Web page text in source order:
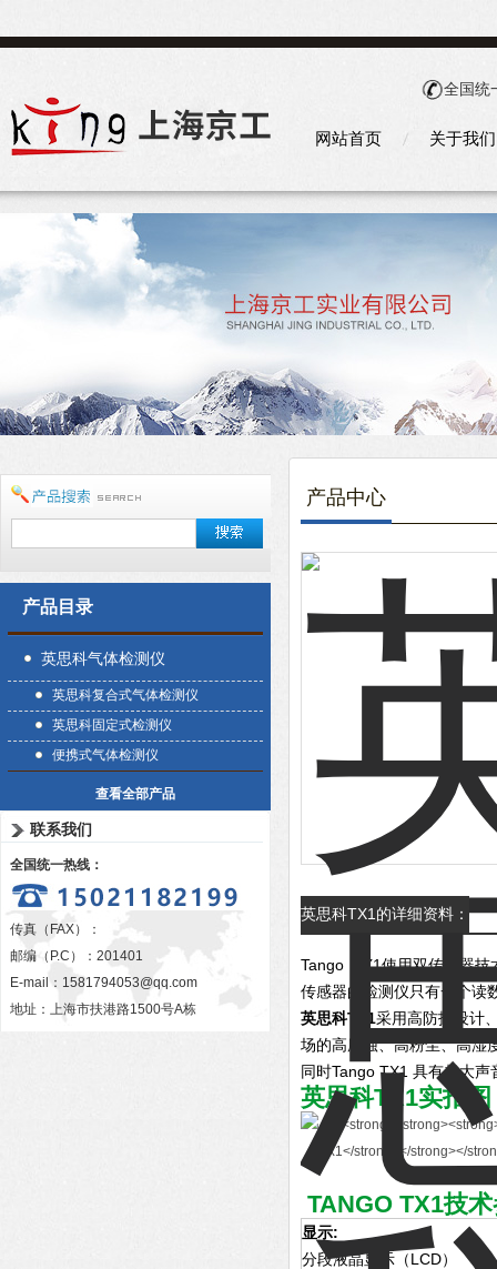
全国统
网站首页 关于我们
产品目录
英思科气体检测仪
英思科复合式气体检测仪
英思科固定式检测仪
便携式气体检测仪
查看全部产品
联系我们
全国统一热线：
传真（FAX）：
邮编（P.C）：201401
E-mail： 1581794053@qq.com
地址：上海市扶港路1500号A栋
产品中心
英思科TX1的详细资料：
Tango TX1使用双传感器技
传感器的检测仪只有一个读
英思科TX1采用高防护设计
场的高腐蚀、高粉尘、高湿
同时Tango TX1 具有超大
英思科TX1实拍图
TANGO TX1技
显示:
分段液晶显示（LCD）